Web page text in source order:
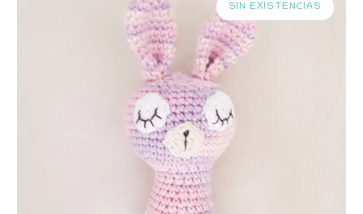
SIN EXISTENCIAS